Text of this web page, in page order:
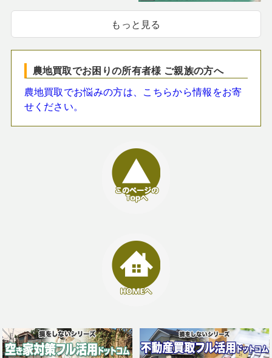
もっと見る
農地買取でお困りの所有者様 ご親族の方へ
農地買取でお悩みの方は、こちらから情報をお寄
せください。